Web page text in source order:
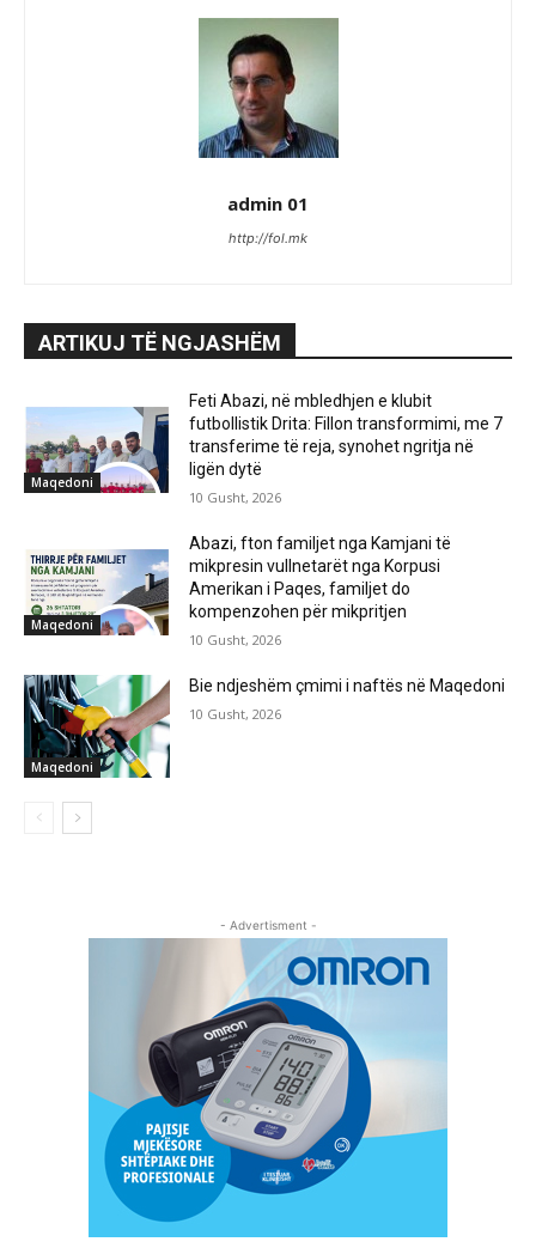
admin 01
http://fol.mk
ARTIKUJ TË NGJASHËM
Maqedoni
Feti Abazi, në mbledhjen e klubit
futbollistik Drita: Fillon transformimi, me 7
transferime të reja, synohet ngritja në
ligën dytë
10 Gusht, 2026
Maqedoni
Abazi, fton familjet nga Kamjani të
mikpresin vullnetarët nga Korpusi
Amerikan i Paqes, familjet do
kompenzohen për mikpritjen
10 Gusht, 2026
Maqedoni
Bie ndjeshëm çmimi i naftës në Maqedoni
10 Gusht, 2026
- Advertisment -